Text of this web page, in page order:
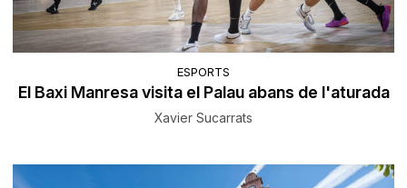
ESPORTS
El Baxi Manresa visita el Palau abans de l'aturada
Xavier Sucarrats